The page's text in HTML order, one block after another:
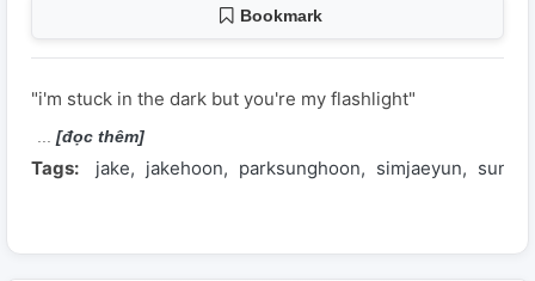
Bookmark
"i'm stuck in the dark but you're my flashlight"
[đọc thêm]
Tags: jake jakehoon parksunghoon simjaeyun